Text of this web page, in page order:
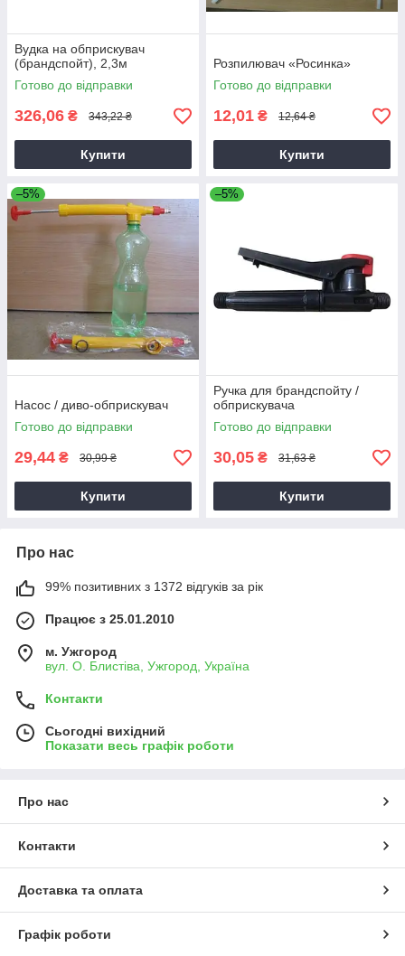
Вудка на обприскувач
(брандспойт), 2,3м
Готово до відправки
326,06 ₴ 343,22 ₴
Купити
Розпилювач «Росинка»
Готово до відправки
12,01 ₴ 12,64 ₴
Купити
–5%
Насос / диво-обприскувач
Готово до відправки
29,44 ₴ 30,99 ₴
Купити
–5%
Ручка для брандспойту /
обприскувача
Готово до відправки
30,05 ₴ 31,63 ₴
Купити
Про нас
99% позитивних з 1372 відгуків за рік
Працює з 25.01.2010
м. Ужгород
вул. О. Блистіва, Ужгород, Україна
Контакти
Сьогодні вихідний
Показати весь графік роботи
Про нас
Контакти
Доставка та оплата
Графік роботи